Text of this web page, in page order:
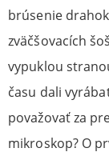
brúsenie
zväčšovacích
vypuklou
času dali
považovať za
mikroskop? O